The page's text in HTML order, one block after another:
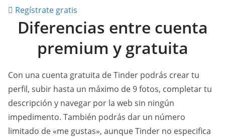
Regístrate gratis
Diferencias entre cuenta
premium y gratuita
Con una cuenta gratuita de Tinder podrás crear tu
perfil, subir hasta un máximo de 9 fotos, completar tu
descripción y navegar por la web sin ningún
impedimento. También podrás dar un número
limitado de «me gustas», aunque Tinder no especifica